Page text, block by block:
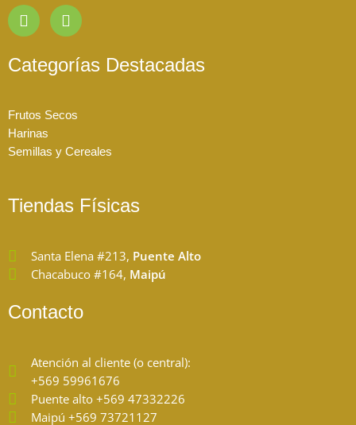
I
n
s
t
a
r
a
m
F
a
c
e
b
o
k
Categorías Destacadas
Frutos Secos
Harinas
Semillas y Cereales
Tiendas Físicas
Santa Elena #213, Puente Alto
Chacabuco #164, Maipú
Contacto
Atención al cliente (o central):
+569 59961676
Puente alto +569 47332226
Maipú +569 73721127